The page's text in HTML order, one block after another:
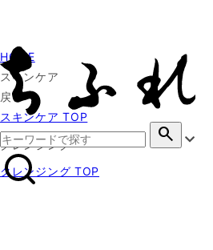
search
HOME
スキンケア
戻る
スキンケア TOP
クレンジング
クレンジング TOP